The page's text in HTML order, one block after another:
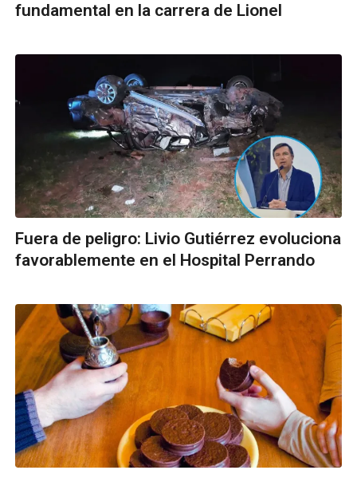
fundamental en la carrera de Lionel
Fuera de peligro: Livio Gutiérrez evoluciona
favorablemente en el Hospital Perrando